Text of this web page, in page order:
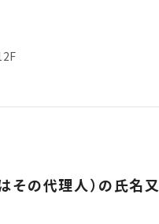
その代理人）の氏名